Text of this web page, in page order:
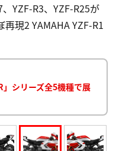
YZF-R3、YZF-R25が
現2 YAMAHA YZF-R1
」シリーズ全5機種で展